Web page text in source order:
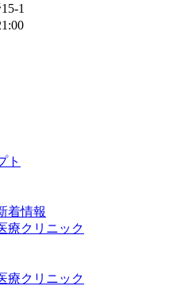
1
ト
着情報
療クリニック
療クリニック